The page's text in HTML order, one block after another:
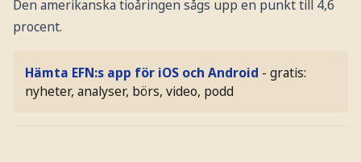
Den amerikanska tioåringen sågs upp en punkt till 4,6
procent.
Hämta EFN:s app för iOS och Android - gratis:
nyheter, analyser, börs, video, podd